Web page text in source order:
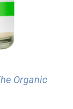
Organic